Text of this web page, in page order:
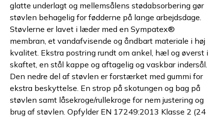
glatte underlagt og mellemsålens stødabsorbering gør
støvlen behagelig for fødderne på lange arbejdsdage.
Støvlerne er lavet i læder med en Sympatex®
membran, et vandafvisende og åndbart materiale i høj
kvalitet. Ekstra postring rundt om ankel, hæl og øverst i
skaftet, en stål kappe og aftagelig og vaskbar indersål.
Den nedre del af støvlen er forstærket med gummi for
ekstra beskyttelse. En strop på skotungen og bag på
støvlen samt låsekroge/rullekroge for nem justering og
brug af støvlen. Opfylder EN 17249:2013 Klasse 2 (24